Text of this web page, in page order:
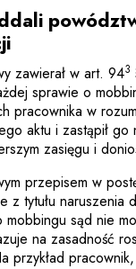
zawierał w art. 943
sprawie o
pracownika w
aktu i zastąpił go
zasięgu i
przepisem w
z tytułu
mobbingu sąd nie
na zasadność
przykład